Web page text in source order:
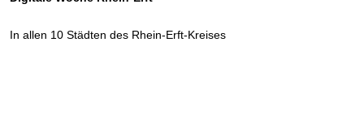
In allen 10 Städten des Rhein-Erft-Kreises